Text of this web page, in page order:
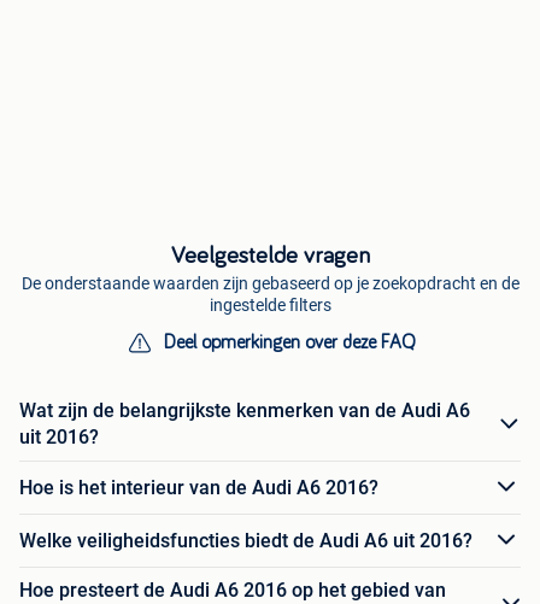
Veelgestelde vragen
De onderstaande waarden zijn gebaseerd op je zoekopdracht en de
ingestelde filters
Deel opmerkingen over deze FAQ
Wat zijn de belangrijkste kenmerken van de Audi A6
uit 2016?
Hoe is het interieur van de Audi A6 2016?
Welke veiligheidsfuncties biedt de Audi A6 uit 2016?
Hoe presteert de Audi A6 2016 op het gebied van